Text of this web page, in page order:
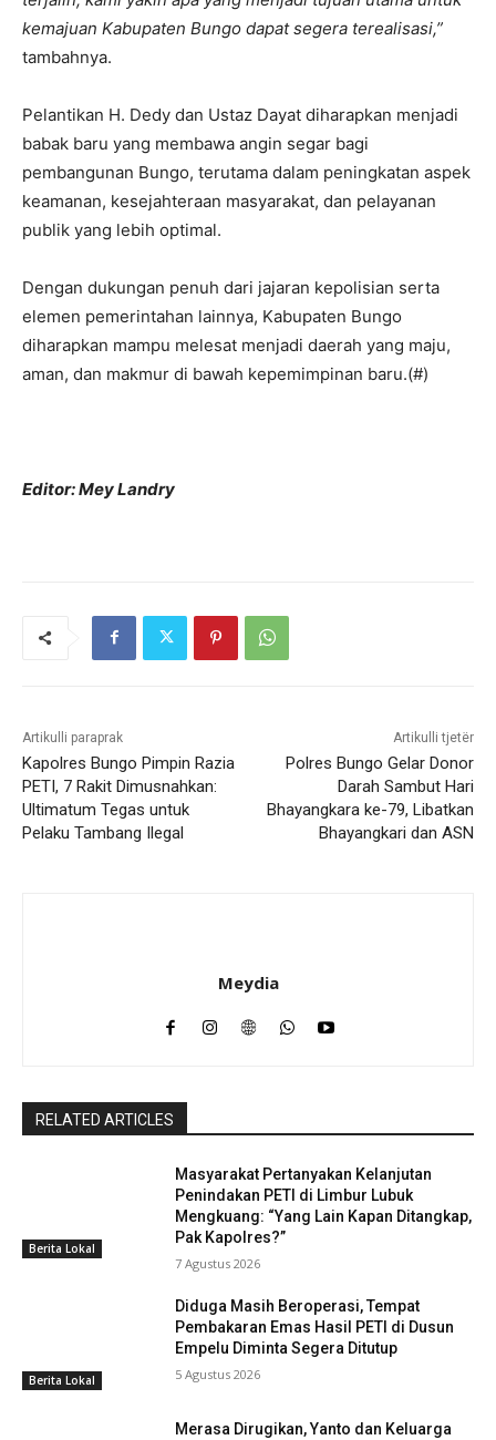
kemajuan Kabupaten Bungo dapat segera terealisasi,”
tambahnya.
Pelantikan H. Dedy dan Ustaz Dayat diharapkan menjadi
babak baru yang membawa angin segar bagi
pembangunan Bungo, terutama dalam peningkatan aspek
keamanan, kesejahteraan masyarakat, dan pelayanan
publik yang lebih optimal.
Dengan dukungan penuh dari jajaran kepolisian serta
elemen pemerintahan lainnya, Kabupaten Bungo
diharapkan mampu melesat menjadi daerah yang maju,
aman, dan makmur di bawah kepemimpinan baru.(#)
Editor: Mey Landry
Artikulli paraprak
Kapolres Bungo Pimpin Razia
PETI, 7 Rakit Dimusnahkan:
Ultimatum Tegas untuk
Pelaku Tambang Ilegal
Artikulli tjetër
Polres Bungo Gelar Donor
Darah Sambut Hari
Bhayangkara ke-79, Libatkan
Bhayangkari dan ASN
Meydia
RELATED ARTICLES
Berita Lokal
Masyarakat Pertanyakan Kelanjutan
Penindakan PETI di Limbur Lubuk
Mengkuang: “Yang Lain Kapan Ditangkap,
Pak Kapolres?”
7 Agustus 2026
Berita Lokal
Diduga Masih Beroperasi, Tempat
Pembakaran Emas Hasil PETI di Dusun
Empelu Diminta Segera Ditutup
5 Agustus 2026
Merasa Dirugikan, Yanto dan Keluarga